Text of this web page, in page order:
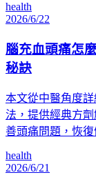
health
2026/6/22
腦充血頭痛怎
秘訣
本文從中醫角度
法，提供經典方
善頭痛問題，恢復
health
2026/6/21